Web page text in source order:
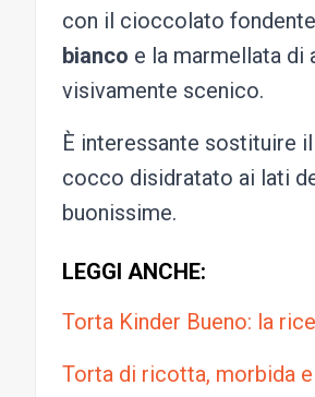
con il cioccolato
bianco e la marmellata di
visivamente scenico.
È interessante sostituire
cocco disidratato ai lati
buonissime.
LEGGI ANCHE:
Torta Kinder Bueno: la
Torta di ricotta, morbida